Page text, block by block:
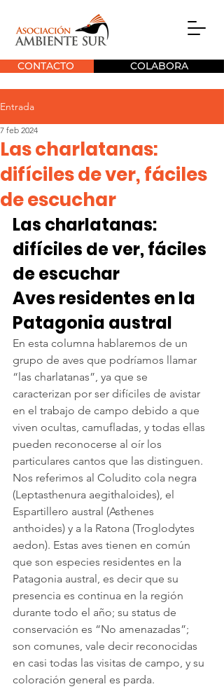
CONTACTO COLABORA
Entrada
Las charlatanas:
difíciles de ver, fáciles
de escuchar
7 feb 2024
Las charlatanas:
difíciles de ver, fáciles
de escuchar
Aves residentes en la
Patagonia austral
En esta columna hablaremos de un
grupo de aves que podríamos llamar
“las charlatanas”, ya que se
caracterizan por ser difíciles de avistar
en el trabajo de campo debido a que
viven ocultas, camufladas, y todas ellas
pueden reconocerse al oír los
particulares cantos que las distinguen.
Nos referimos al Coludito cola negra
(Leptasthenura aegithaloides), el
Espartillero austral (Asthenes
anthoides) y a la Ratona (Troglodytes
aedon). Estas aves tienen en común
que son especies residentes en la
Patagonia austral, es decir que su
presencia es continua en la región
durante todo el año; su status de
conservación es “No amenazadas”;
son comunes, vale decir reconocidas
en casi todas las visitas de campo, y su
coloración general es parda.